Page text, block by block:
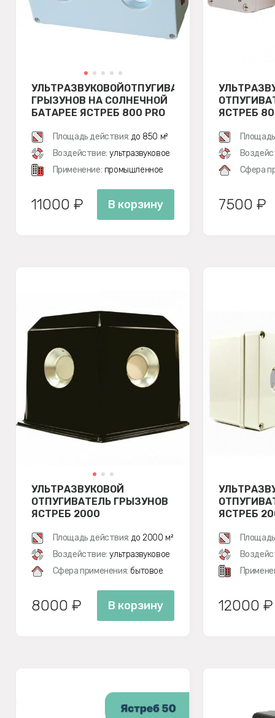
УЛЬТРАЗВУКОВОЙОТПУГИВАТЕЛЬ
ГРЫЗУНОВ НА СОЛНЕЧНОЙ
БАТАРЕЕ ЯСТРЕБ 800 PRO
Площадь действия: до 850 м²
Воздействие: ультразвуковое
Применение: промышленное
11000 ₽ В корзину
ЯСТРЕБ
Сфера
7500 ₽
УЛЬТРАЗВУКОВОЙ
ОТПУГИВАТЕЛЬ ГРЫЗУНОВ
ЯСТРЕБ 2000
Площадь действия: до 2000 м²
Воздействие: ультразвуковое
Сфера применения: бытовое
8000 ₽ В корзину
ЯСТРЕБ
12000 ₽